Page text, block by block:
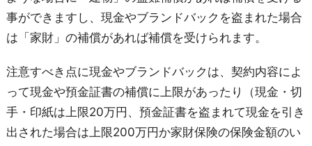
事ができますし、現金やブランドバックを盗まれた場合
は「家財」の補償があれば補償を受けられます。
注意すべき点に現金やブランドバックは、契約内容によ
って現金や預金証書の補償に上限があったり（現金・切
手・印紙は上限20万円、預金証書を盗まれて現金を引き
出された場合は上限200万円か家財保険の保険金額のい